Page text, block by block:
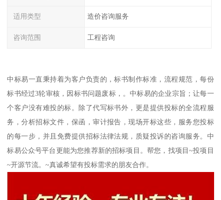
适用类型 造价咨询服务
咨询范围 工程咨询
中标易一直秉持着为客户负责的，标书制作标准，流程规范，每份
标书经过3轮审核，因标书问题废标，。中标易的企业宗旨；让每一
个客户没有难投的标。除了代写标书外，更是提供投标的全流程服
务，分析招标文件，保函，审计报告，现场开标这些，服务您投标
的每一步，并且免费提供招标法律法规，质疑投诉的咨询服务。中
标易公众号平台更能为您推荐新的招标项目。帮您，找项目~投项目
~开源节流。~真诚希望有投标需求的朋友合作。